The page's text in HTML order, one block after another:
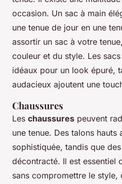
occasion. Un sac à main
une tenue de jour en une
assortir un sac à votre
couleur et du style. Les
idéaux pour un look épuré,
audacieux ajoutent une
Chaussures
Les chaussures peuvent
une tenue. Des talons hauts
sophistiquée, tandis que
décontracté. Il est essentiel
sans compromettre le style,